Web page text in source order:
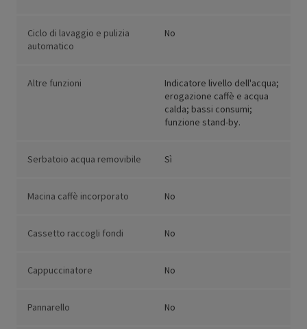
Ciclo di lavaggio e pulizia
automatico
No
Altre funzioni
Indicatore livello dell'acqua;
erogazione caffè e acqua
calda; bassi consumi;
funzione stand-by.
Serbatoio acqua removibile Sì
Macina caffè incorporato No
Cassetto raccogli fondi No
Cappuccinatore No
Pannarello No